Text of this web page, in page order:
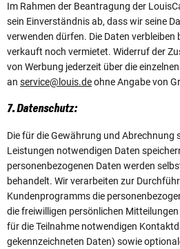
Im Rahmen der Beantragung der
sein Einverständnis ab, dass wir seine
verwenden dürfen. Die Daten verbleiben
verkauft noch vermietet. Widerruf der
von Werbung jederzeit über die
an service@louis.deohne Angabe von
7. Datenschutz:
Die für die Gewährung und Abrechnung
Leistungen notwendigen Daten
personenbezogenen Daten werden
behandelt. Wir verarbeiten zur
Kundenprogramms die
die freiwilligen persönlichen
für die Teilnahme notwendigen
gekennzeichneten Daten) sowie